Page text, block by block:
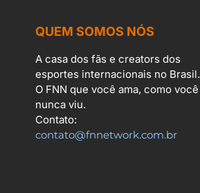
QUEM SOMOS NÓS
A casa dos fãs e creators dos
esportes internacionais no Brasil.
O FNN que você ama, como você
nunca viu.
Contato:
contato@fnnetwork.com.br